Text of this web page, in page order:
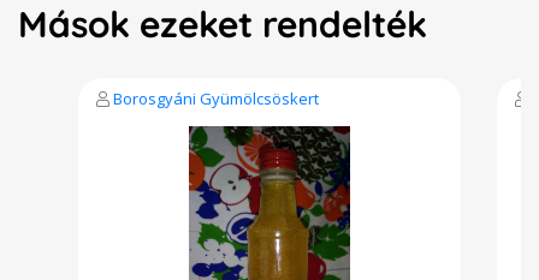
Mások ezeket rendelték
Borosgyáni Gyümölcsöskert